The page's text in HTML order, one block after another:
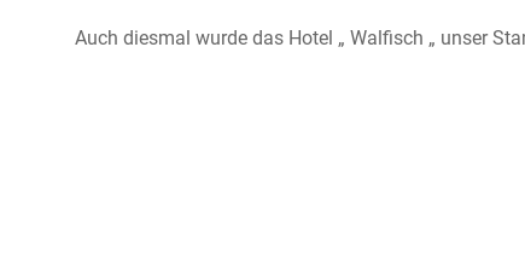
Auch diesmal wurde das Hotel „ Walfisch „ unser